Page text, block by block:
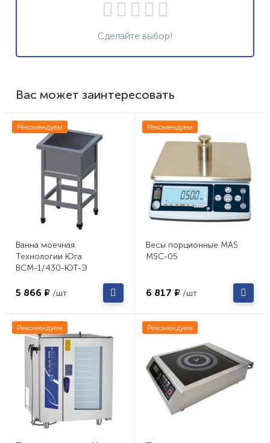
Сделайте выбор!
Вас может заинтересовать
Рекомендуем
Ванна моечная
Технологии Юга
ВСМ-1/430-ЮТ-Э
5 866 ₽ /шт
Рекомендуем
Весы порционные MAS
MSC-05
6 817 ₽ /шт
Рекомендуем Рекомендуем